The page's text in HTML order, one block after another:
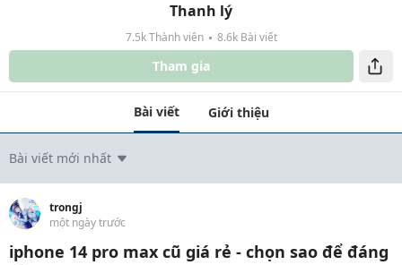
Thanh lý
7.5k Thành viên 8.6k Bài viết
Tham gia
Bài viết Giới thiệu
Bài viết mới nhất
trongj
một ngày trước
iphone 14 pro max cũ giá rẻ - chọn sao để đáng